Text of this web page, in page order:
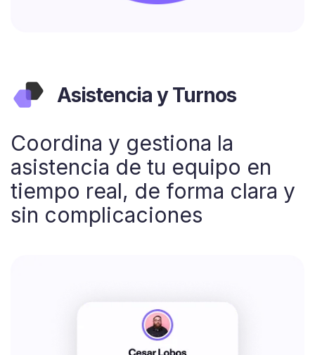
Asistencia y Turnos
Coordina y gestiona la
asistencia de tu equipo en
tiempo real, de forma clara y
sin complicaciones